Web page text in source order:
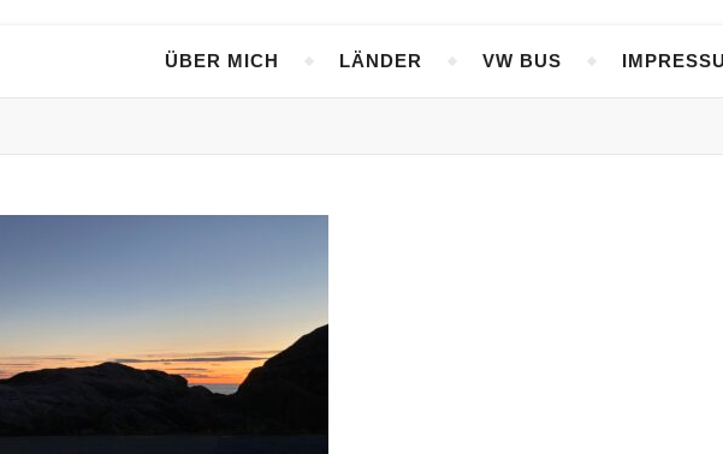
ÜBER MICH LÄNDER VW BUS